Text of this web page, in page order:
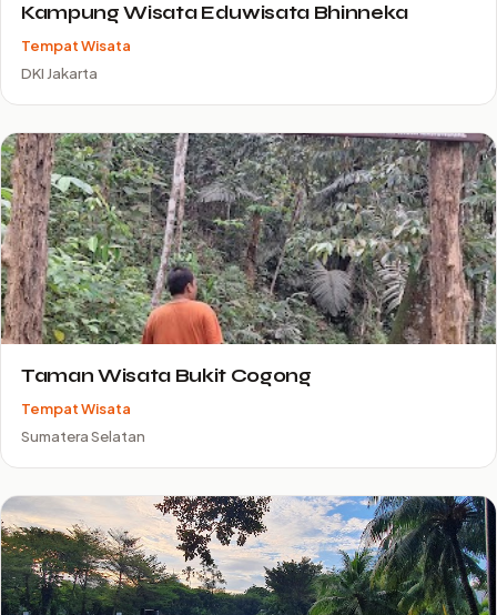
Kampung Wisata Eduwisata Bhinneka
Tempat Wisata
DKI Jakarta
Taman Wisata Bukit Cogong
Tempat Wisata
Sumatera Selatan